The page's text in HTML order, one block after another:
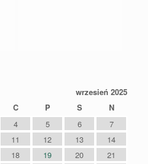
wrzesień 2025
C P S
N
4 5 6
7
11 12 13
14
18 19 20
21